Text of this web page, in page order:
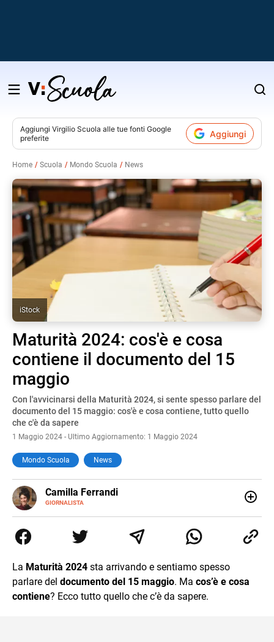
Salta
contenuto
Aggiungi Virgilio Scuola alle tue fonti Google
preferite
Aggiungi
Home Scuola Mondo Scuola News
iStock
Maturità 2024: cos'è e cosa
contiene il documento del 15
maggio
Con l'avvicinarsi della Maturità 2024, si sente spesso parlare del
documento del 15 maggio: cos'è e cosa contiene, tutto quello
che c'è da sapere
1 Maggio 2024 - Ultimo Aggiornamento: 1 Maggio 2024
Mondo Scuola News
Camilla Ferrandi
GIORNALISTA
E-
MAIL
LINKEDIN
di trasformare la passione per la scrittura in un lavoro, e
da lì non mi sono più fermata. L’attualità è il mio pane
mente.
La Maturità 2024 sta arrivando e sentiamo spesso
parlare del documento del 15 maggio. Ma cos’è e cosa
contiene? Ecco tutto quello che c’è da sapere.